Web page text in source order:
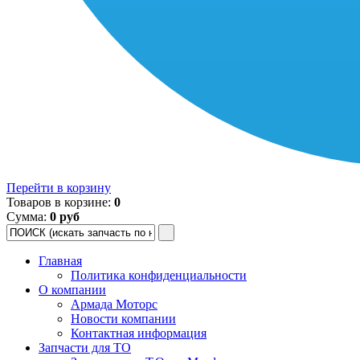
Перейти в корзину
Товаров в корзине: 0
Сумма: 0 руб
Главная
Политика конфиденциальности
О компании
Армада Моторс
Новости компании
Контактная информация
Запчасти для ТО